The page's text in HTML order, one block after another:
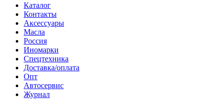
Каталог
Контакты
Аксессуары
Масла
Россия
Иномарки
Спецтехника
Доставка/оплата
Опт
Автосервис
Журнал